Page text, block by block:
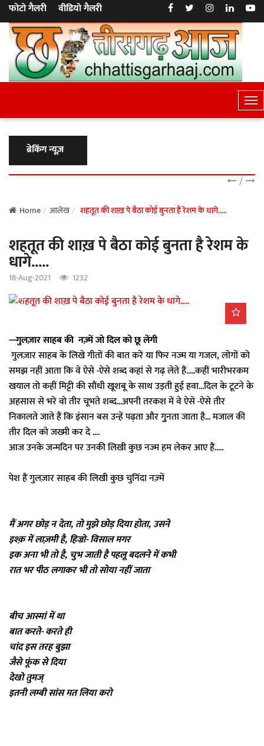
फोटो गैलरी वीडियो गैलरी
T
o
e
ब्रेकिंग न्यूज़
/
Home आलेख शहतूत की शाख़ पे बैठा कोई बुनता है रेशम के धागे.....
शहतूत की शाख़ पे बैठा कोई बुनता है रेशम के
धागे.....
18-Aug-2021 1232
---गुलज़ार साहब की नज़्में जो दिल को छू लेंगी
गुलज़ार साहब के लिखे गीतों की बात करें या फिर नज्म या गजल, लोगों को
समझ नहीं आता कि वे ऐसे -ऐसे शब्द कहां से गढ़ लेते हैं.....कहीं भारीभरकम
खयाल तो कहीं मिट्टी की सौंधी खूशबू के साथ उड़ती हुई हवा...दिल के टूटने के
अहसास से भरे वो तीर चूभते शब्द...अपनी तरकश में वे ऐसे -ऐसे तीर
निकालते जाते हैं कि इंसान बस उन्हें पढ़ता और गुुनता जाता है... मजाल की
तीर दिल को जख्मी कर दे ....
आज उनके जन्मदिन पर उनकी लिखी कुछ नज्म हम लेकर आए हैं.....
पेश हैं गुलज़ार साहब की लिखी कुछ चुनिंदा नज़्में
मैं अगर छोड़ न देता, तो मुझे छोड़ दिया होता, उसने
इश्क़ में लाज़मी है, हिज्रो- विसाल मगर
इक अना भी तो है, चुभ जाती है पहलू बदलने में कभी
रात भर पीठ लगाकर भी तो सोया नहीं जाता
बीच आस्मां में था
बात करते- करते ही
चांद इस तरह बुझा
जैसे फूंक से दिया
देखो तुमज्
इतनी लम्बी सांस मत लिया करो